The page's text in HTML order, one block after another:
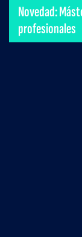
Novedad:
profesionales